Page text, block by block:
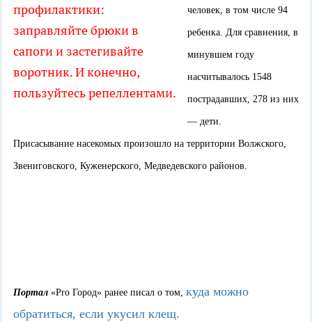
профилактики:
заправляйте брюки в
сапоги и застегивайте
воротник. И конечно,
пользуйтесь репеллентами.
человек, в том числе 94
ребенка. Для сравнения, в
минувшем году
насчитывалось 1548
пострадавших, 278 из них
— дети.
Присасывание насекомых произошло на территории Волжского,
Звениговского, Куженерского, Медведевского районов.
Портал «Pro Город» ранее писал о том, куда можно
обратиться, если укусил клещ.